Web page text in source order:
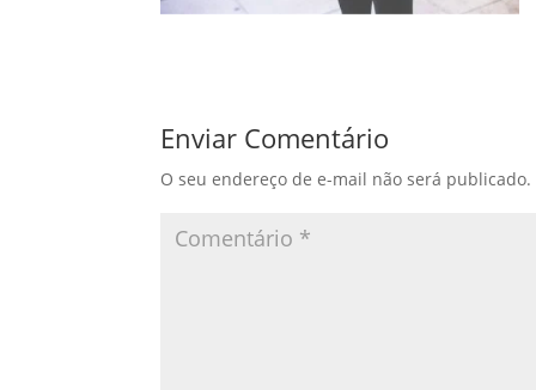
Enviar Comentário
O seu endereço de e-mail não será publicado.